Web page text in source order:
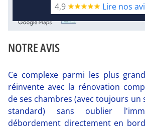
Diaporama
NOTRE AVIS
Ce complexe parmi les plus
réinvente avec la rénovation
de ses chambres (avec toujours un
standard) sans oublier
débordement directement en
4,9
Lire nos